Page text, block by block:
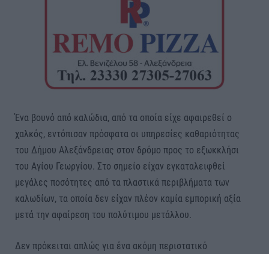
Ένα βουνό από καλώδια, από τα οποία είχε αφαιρεθεί ο
χαλκός, εντόπισαν πρόσφατα οι υπηρεσίες καθαριότητας
του Δήμου Αλεξάνδρειας στον δρόμο προς το εξωκκλήσι
του Αγίου Γεωργίου. Στο σημείο είχαν εγκαταλειφθεί
μεγάλες ποσότητες από τα πλαστικά περιβλήματα των
καλωδίων, τα οποία δεν είχαν πλέον καμία εμπορική αξία
μετά την αφαίρεση του πολύτιμου μετάλλου.
Δεν πρόκειται απλώς για ένα ακόμη περιστατικό